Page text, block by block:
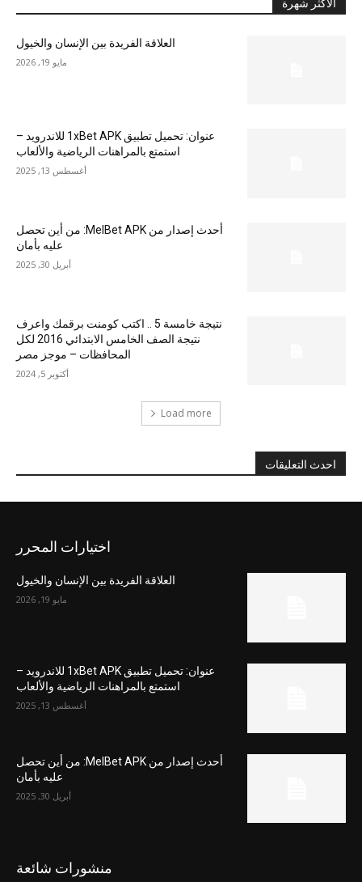
الأكثر شهرة
العلاقة الفريدة بين الإنسان والخيول
مايو 19, 2026
عنوان: تحميل تطبيق 1xBet APK للاندرويد –
استمتع بالمراهنات الرياضية والألعاب
أغسطس 13, 2025
أحدث إصدار من MelBet APK: من أين تحصل
عليه بأمان
أبريل 30, 2025
نتيجة خامسة 5 .. اكتب كومنت برقمك واعرف
نتيجة الصف الخامس الابتدائي 2016 لكل
المحافظات – موجز مصر
أكتوبر 5, 2024
Load more
احدث التعليقات
اختيارات المحرر
العلاقة الفريدة بين الإنسان والخيول
مايو 19, 2026
عنوان: تحميل تطبيق 1xBet APK للاندرويد –
استمتع بالمراهنات الرياضية والألعاب
أغسطس 13, 2025
أحدث إصدار من MelBet APK: من أين تحصل
عليه بأمان
أبريل 30, 2025
منشورات شائعة